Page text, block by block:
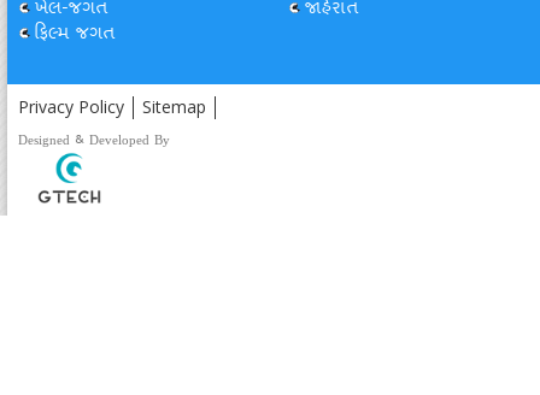
ખેલ-જગત
ફિલ્મ જગત
જાહેરાત
Privacy Policy Sitemap
Designed & Developed By